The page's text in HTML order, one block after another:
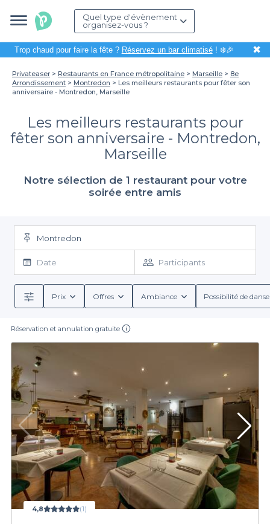
Quel type d'évènement
organisez-vous ?
Trop chaud pour faire la fête ? Réservez un bar climatisé! ❄️🎉 ✖
Privateaser Restaurants en France métropolitaine Marseille
8e
Arrondissement
Montredon
Les meilleurs restaurants pour fêter son
anniversaire - Montredon, Marseille
Les meilleurs restaurants pour
fêter son anniversaire - Montredon,
Marseille
Notre sélection de 1 restaurant pour votre
soirée entre amis
Montredon
Date Participants
Prix Offres Ambiance Possibilité de
Réservation et annulation gratuite
4,8 (1)